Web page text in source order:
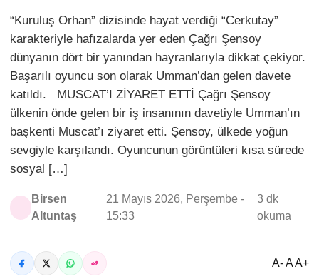
“Kuruluş Orhan” dizisinde hayat verdiği “Cerkutay”
karakteriyle hafızalarda yer eden Çağrı Şensoy
dünyanın dört bir yanından hayranlarıyla dikkat çekiyor.
Başarılı oyuncu son olarak Umman’dan gelen davete
katıldı. MUSCAT’I ZİYARET ETTİ Çağrı Şensoy
ülkenin önde gelen bir iş insanının davetiyle Umman’ın
başkenti Muscat’ı ziyaret etti. Şensoy, ülkede yoğun
sevgiyle karşılandı. Oyuncunun görüntüleri kısa sürede
sosyal […]
Birsen
Altuntaş
21 Mayıs 2026, Perşembe -
15:33
3 dk
okuma
A- A A+